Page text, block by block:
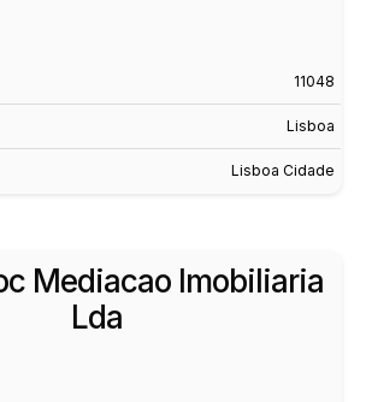
11048
Lisboa
Lisboa Cidade
Mediacao Imobiliaria
Lda